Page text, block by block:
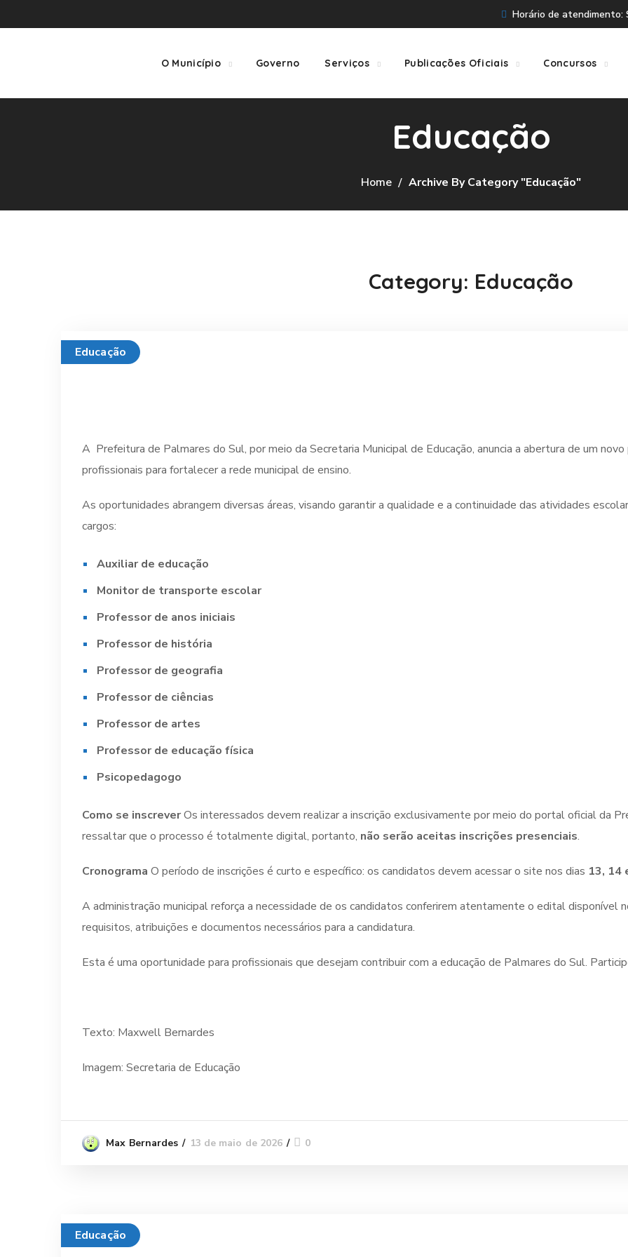
Horário de atendimento:
O Município Governo Serviços Publicações Oficiais Concursos
Educação
Home Archive By Category "Educação"
Category: Educação
Educação
A Prefeitura de Palmares do Sul, por meio da Secretaria Municipal de Educação, anuncia a abertura de um
profissionais para fortalecer a rede municipal de ensino.
As oportunidades abrangem diversas áreas, visando garantir a qualidade e a continuidade das atividades
cargos:
Auxiliar de educação
Monitor de transporte escolar
Professor de anos iniciais
Professor de história
Professor de geografia
Professor de ciências
Professor de artes
Professor de educação física
Psicopedagogo
Como se inscreverOs interessados devem realizar a inscrição exclusivamente por meio do portal oficial da
ressaltar que o processo é totalmente digital, portanto, não serão aceitas inscrições presenciais.
Cronograma O período de inscrições é curto e específico: os candidatos devem acessar o site nos dias 13, 14
A administração municipal reforça a necessidade de os candidatos conferirem atentamente o edital disponível
requisitos, atribuições e documentos necessários para a candidatura.
Esta é uma oportunidade para profissionais que desejam contribuir com a educação de Palmares do Sul.
Texto: Maxwell Bernardes
Imagem: Secretaria de Educação
Max Bernardes 13 de maio de 2026 0
Educação